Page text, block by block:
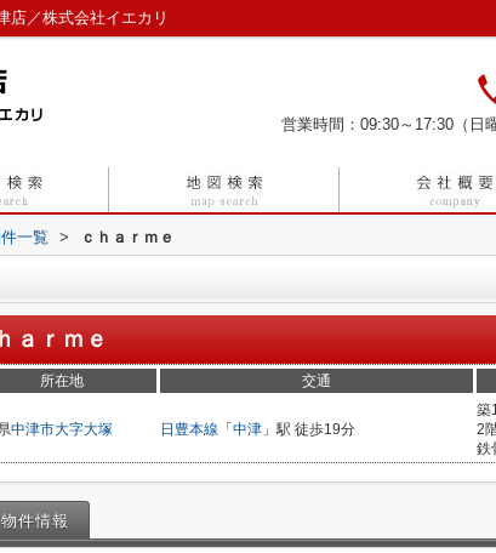
店／株式会社イエカリ
営業時間：09:30～17:30（日
一覧 > ｃｈａｒｍｅ
ａｒｍｅ
所在地 交通
中津市大字大塚 日豊本線 「 中津 」駅 徒歩19分
築
2
鉄
物件情報